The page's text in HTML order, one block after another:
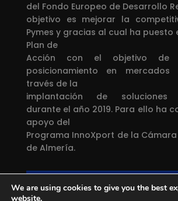
del Fondo Europeo de Desarrollo
objetivo es mejorar la
Pymes y gracias al cual ha puesto
Plan de
Acción con el objetivo de
posicionamiento en mercados
través de la
implantación de soluciones
durante el año 2019. Para ello ha
apoyo del
Programa InnoXport de la
de Almería.
Una manera de hacer Europa
Proyecto financiado por el
Fondo
We are using cookies to give you the best
website.